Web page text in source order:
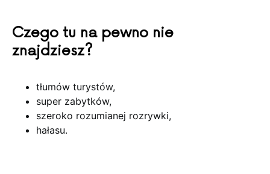
Czego tu na pewno nie
znajdziesz?
tłumów turystów,
super zabytków,
szeroko rozumianej rozrywki,
hałasu.